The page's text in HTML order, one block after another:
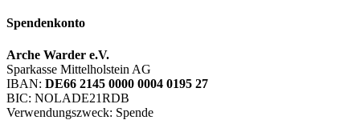
Spendenkonto
Arche Warder e.V.
Sparkasse Mittelholstein AG
IBAN: DE66 2145 0000 0004 0195 27
BIC: NOLADE21RDB
Verwendungszweck: Spende